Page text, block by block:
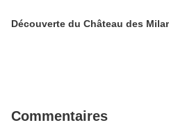
Découverte du Château des
Commentaires